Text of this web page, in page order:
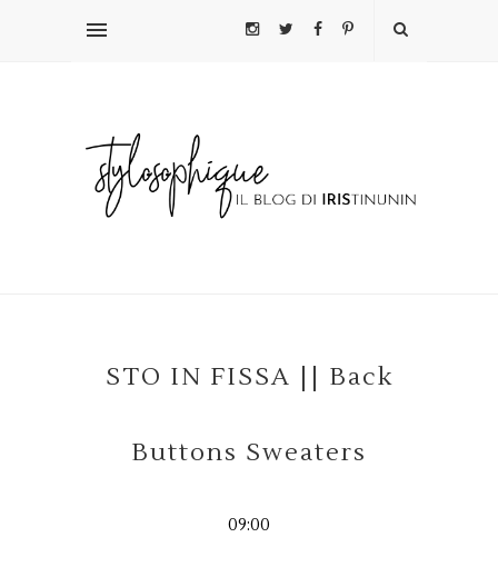
STO IN FISSA || Back
Buttons Sweaters
09:00